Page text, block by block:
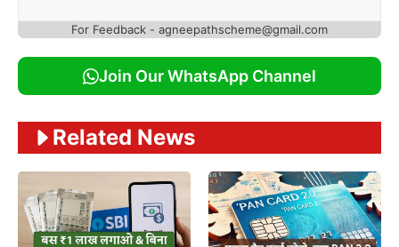
For Feedback - agneepathscheme@gmail.com
Join Our WhatsApp Channel
Related News